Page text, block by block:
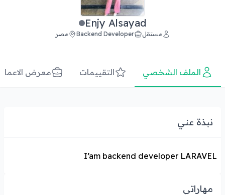
Enjy Alsayad
مستقل Backend Developer مصر
الملف الشخصي التقييمات معرض
نبذة عني
I’am backend developer LARAVEL
مهاراتي